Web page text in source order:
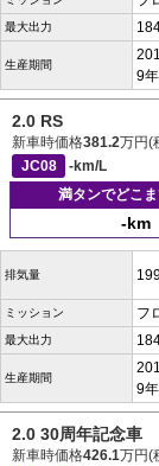
最大出力
生産期間
9
2.0 RS
新車時価格381.2万円(
JC08
-km/L
満タンでどこ
-km
排気量
ミッション フ
最大出力
生産期間
9
2.0 30周年記念車
新車時価格426.1万円(